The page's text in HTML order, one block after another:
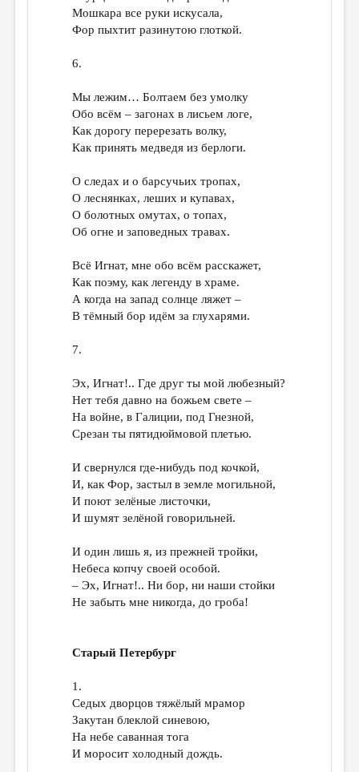
Мошкара все руки искусала,
Фор пыхтит разинутою глоткой.
6.
Мы лежим… Болтаем без умолку
Обо всём – загонах в лисьем логе,
Как дорогу перерезать волку,
Как принять медведя из берлоги.
О следах и о барсучьих тропах,
О леснянках, леших и купавах,
О болотных омутах, о топах,
Об огне и заповедных травах.
Всё Игнат, мне обо всём расскажет,
Как поэму, как легенду в храме.
А когда на запад солнце ляжет –
В тёмный бор идём за глухарями.
7.
Эх, Игнат!.. Где друг ты мой любезный?
Нет тебя давно на божьем свете –
На войне, в Галиции, под Гнезной,
Срезан ты пятидюймовой плетью.
И свернулся где-нибудь под кочкой,
И, как Фор, застыл в земле могильной,
И поют зелёные листочки,
И шумят зелёной говорильней.
И один лишь я, из прежней тройки,
Небеса копчу своей особой.
– Эх, Игнат!.. Ни бор, ни наши стойки
Не забыть мне никогда, до гроба!
Старый Петербург
1.
Седых дворцов тяжёлый мрамор
Закутан блеклой синевою,
На небе саванная тога
И моросит холодный дождь.